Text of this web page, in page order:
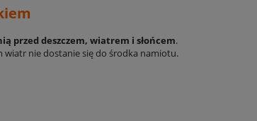
przed deszczem, wiatrem i słońcem.
wiatr nie dostanie się do środka namiotu.